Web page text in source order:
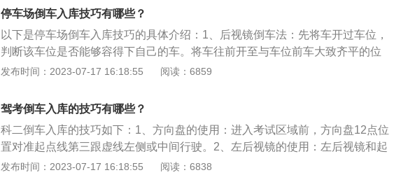
在转向灯、30cm边距和压线的问题，进入考试区域时要提前向右打方向观察雨刷
器最高点与路边线重合，调整30cm边距，在倒库是要谨记第一个右打死点、回
正、向左打死，入库停车，开启左转向灯，出库时观察好后视镜，防止两边车轮
压线。3、转弯技巧：直角转弯主要扣分点在转向灯和压线两个问题，进入考试
区域后开启转向灯，语音提示后，关闭转向灯，转向灯操作错误扣10分，进入直
可以稍微松点离合器防止中途停车或者熄火，后车轮出库后再回正车身，防止车
轮压线。
停车场倒车入库技巧有哪些？
以下是停车场倒车入库技巧的具体介绍：1、后视镜倒车法：先将车开过车位，
判断该车位是否能够容得下自己的车。将车往前开至与车位前车大致齐平的位
置，两车横向相距约一米。开始倒车。车辆移动之后，视线立马从右后视镜移到
左侧后视镜完全看到后车的车头时，这时回正方向继续往后倒。视线转到右后视
镜，并通过右后视镜查看右侧情况。车主要通过扭头方式或者倒车辅助系统判断
与后车距离。2、摆斜倒车法：当前轮超过车位时，开始打方向，让车让车朝背
靠车位的方向驶去。利用可用的通道宽度，尽量将车的位置“摆斜”。这样就可以
让车子与车位的夹角减少，从而减少倒车时打方向的幅度。倒车时要观察左后视
发布时间：2023-07-17 16:18:55 阅读：6859
驾考倒车入库的技巧有哪些？
科二倒车入库的技巧如下：1、方向盘的使用：进入考试区域前，方向盘12点位
置对准起点线第三跟虚线左侧或中间行驶。2、左后视镜的使用：左后视镜和起
点先重合向右打满方向。3、右后视镜的使用：右后视镜观察车身和库位角距
发布时间：2023-07-17 16:18:55 阅读：6838